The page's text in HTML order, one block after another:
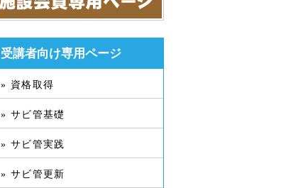
受講者向け専用ページ
» 資格取得
» サビ管基礎
» サビ管実践
» サビ管更新